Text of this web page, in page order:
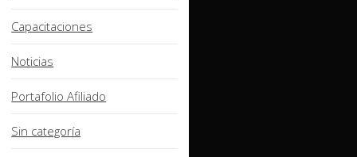
Capacitaciones
Noticias
Portafolio Afiliado
Sin categoría